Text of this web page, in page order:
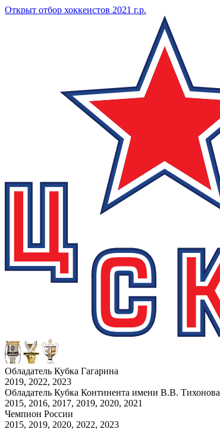
Открыт отбор хоккеистов 2021 г.р.
Обладатель Кубка Гагарина
2019, 2022, 2023
Обладатель Кубка Континента имени В.В. Тихонова
2015, 2016, 2017, 2019, 2020, 2021
Чемпион России
2015, 2019, 2020, 2022, 2023